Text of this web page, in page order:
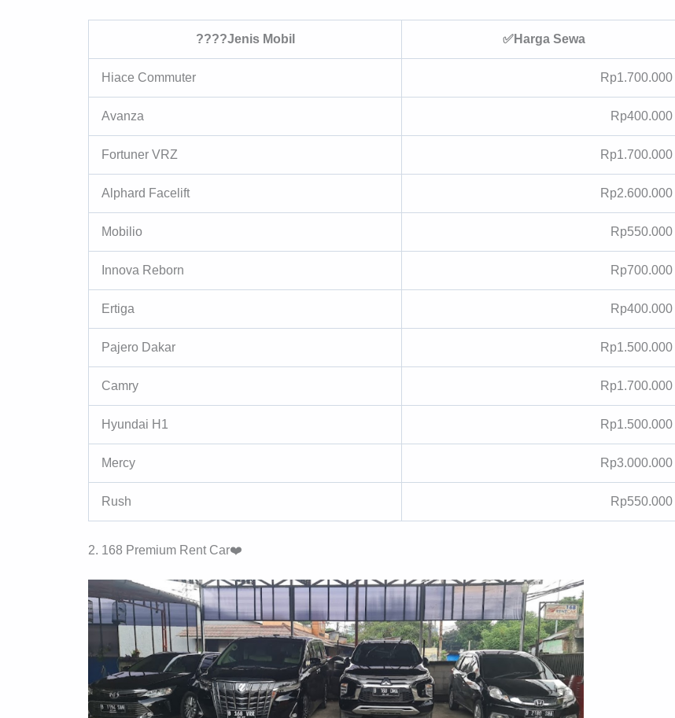
????Jenis Mobil ✅Harga Sewa
Hiace Commuter Rp1.700.000
Avanza Rp400.000
Fortuner VRZ Rp1.700.000
Alphard Facelift Rp2.600.000
Mobilio Rp550.000
Innova Reborn Rp700.000
Ertiga Rp400.000
Pajero Dakar Rp1.500.000
Camry Rp1.700.000
Hyundai H1 Rp1.500.000
Mercy Rp3.000.000
Rush Rp550.000
2. 168 Premium Rent Car❤️